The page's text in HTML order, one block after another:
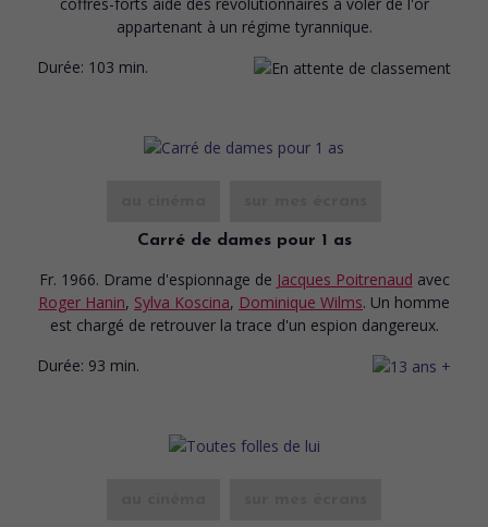
appartenant à un régime tyrannique.
Durée: 103 min.
Carré de dames pour 1 as
Fr. 1966. Drame d'espionnage de Jacques Poitrenaud avec
Roger Hanin, Sylva Koscina, Dominique Wilms. Un homme
est chargé de retrouver la trace d'un espion dangereux.
Durée: 93 min.